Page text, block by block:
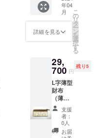
として
定価
29,000
円（税
させて
頂きま
す。 リ
ターン
価格
は、税
込、送
料込み
の価格
です。
イタリ
ア製高
級牛革
商品サ
イズ
（約
19.5X1
1X2 化
粧箱サ
イズ
（約
cm）：
25.5X1
7X2.5 ※
プロ
ジェク
年04
月
詳細を見る
こ
の
リ
タ
ー
ン
を
選
択
す
る
29,
700 円
残り5
L字薄型
財布
（薄
茶） 白
革：ニ
ホンシ
カ革に
支援
者：
0人
お届